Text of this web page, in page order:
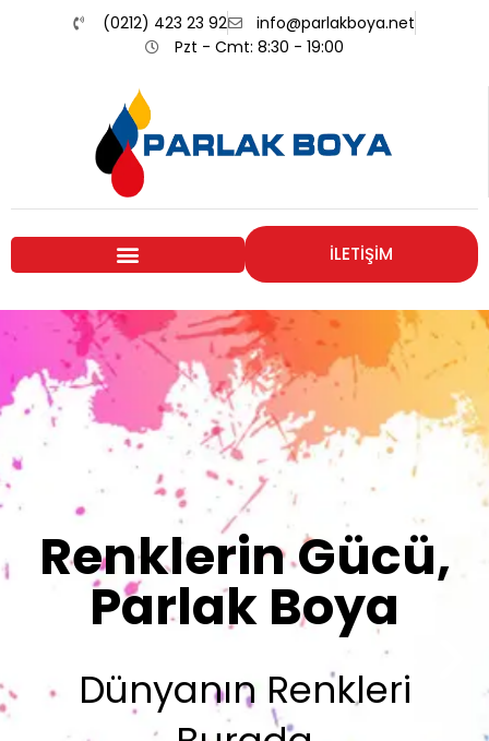
(0212) 423 23 92
info@parlakboya.net
Pzt - Cmt: 8:30 - 19:00
İLETİŞİM